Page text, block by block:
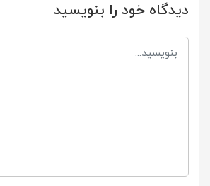
دیدگاه خود را بنویسید